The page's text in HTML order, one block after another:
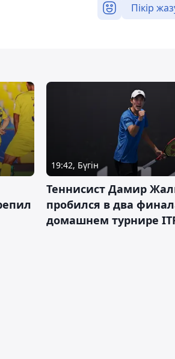
Пікір
19:42, Бүгін
Теннисист Дамир
пробился в два
домашнем турнире